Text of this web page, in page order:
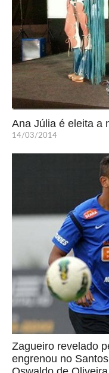
Ana Júlia é eleita a
14/03/2014
Zagueiro revelado
engrenou no